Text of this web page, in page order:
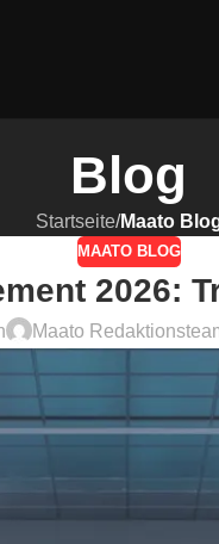
Blog
Startseite/Maato
MAATO BLOG
2026:
Maato